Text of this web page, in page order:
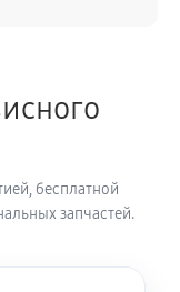
52-51VE
бесплатной
запчастей.